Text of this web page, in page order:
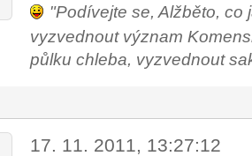
"Podívejte se, Alžběto, co
vyzvednout význam
půlku chleba, vyzvednout
17. 11. 2011, 13:27:12